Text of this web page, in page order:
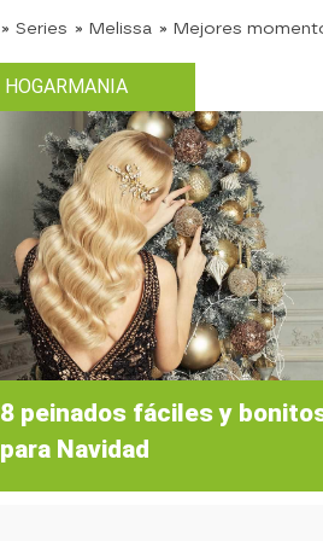
» Series » Melissa » Mejores
HOGARMANIA
8 peinados fáciles y
para Navidad